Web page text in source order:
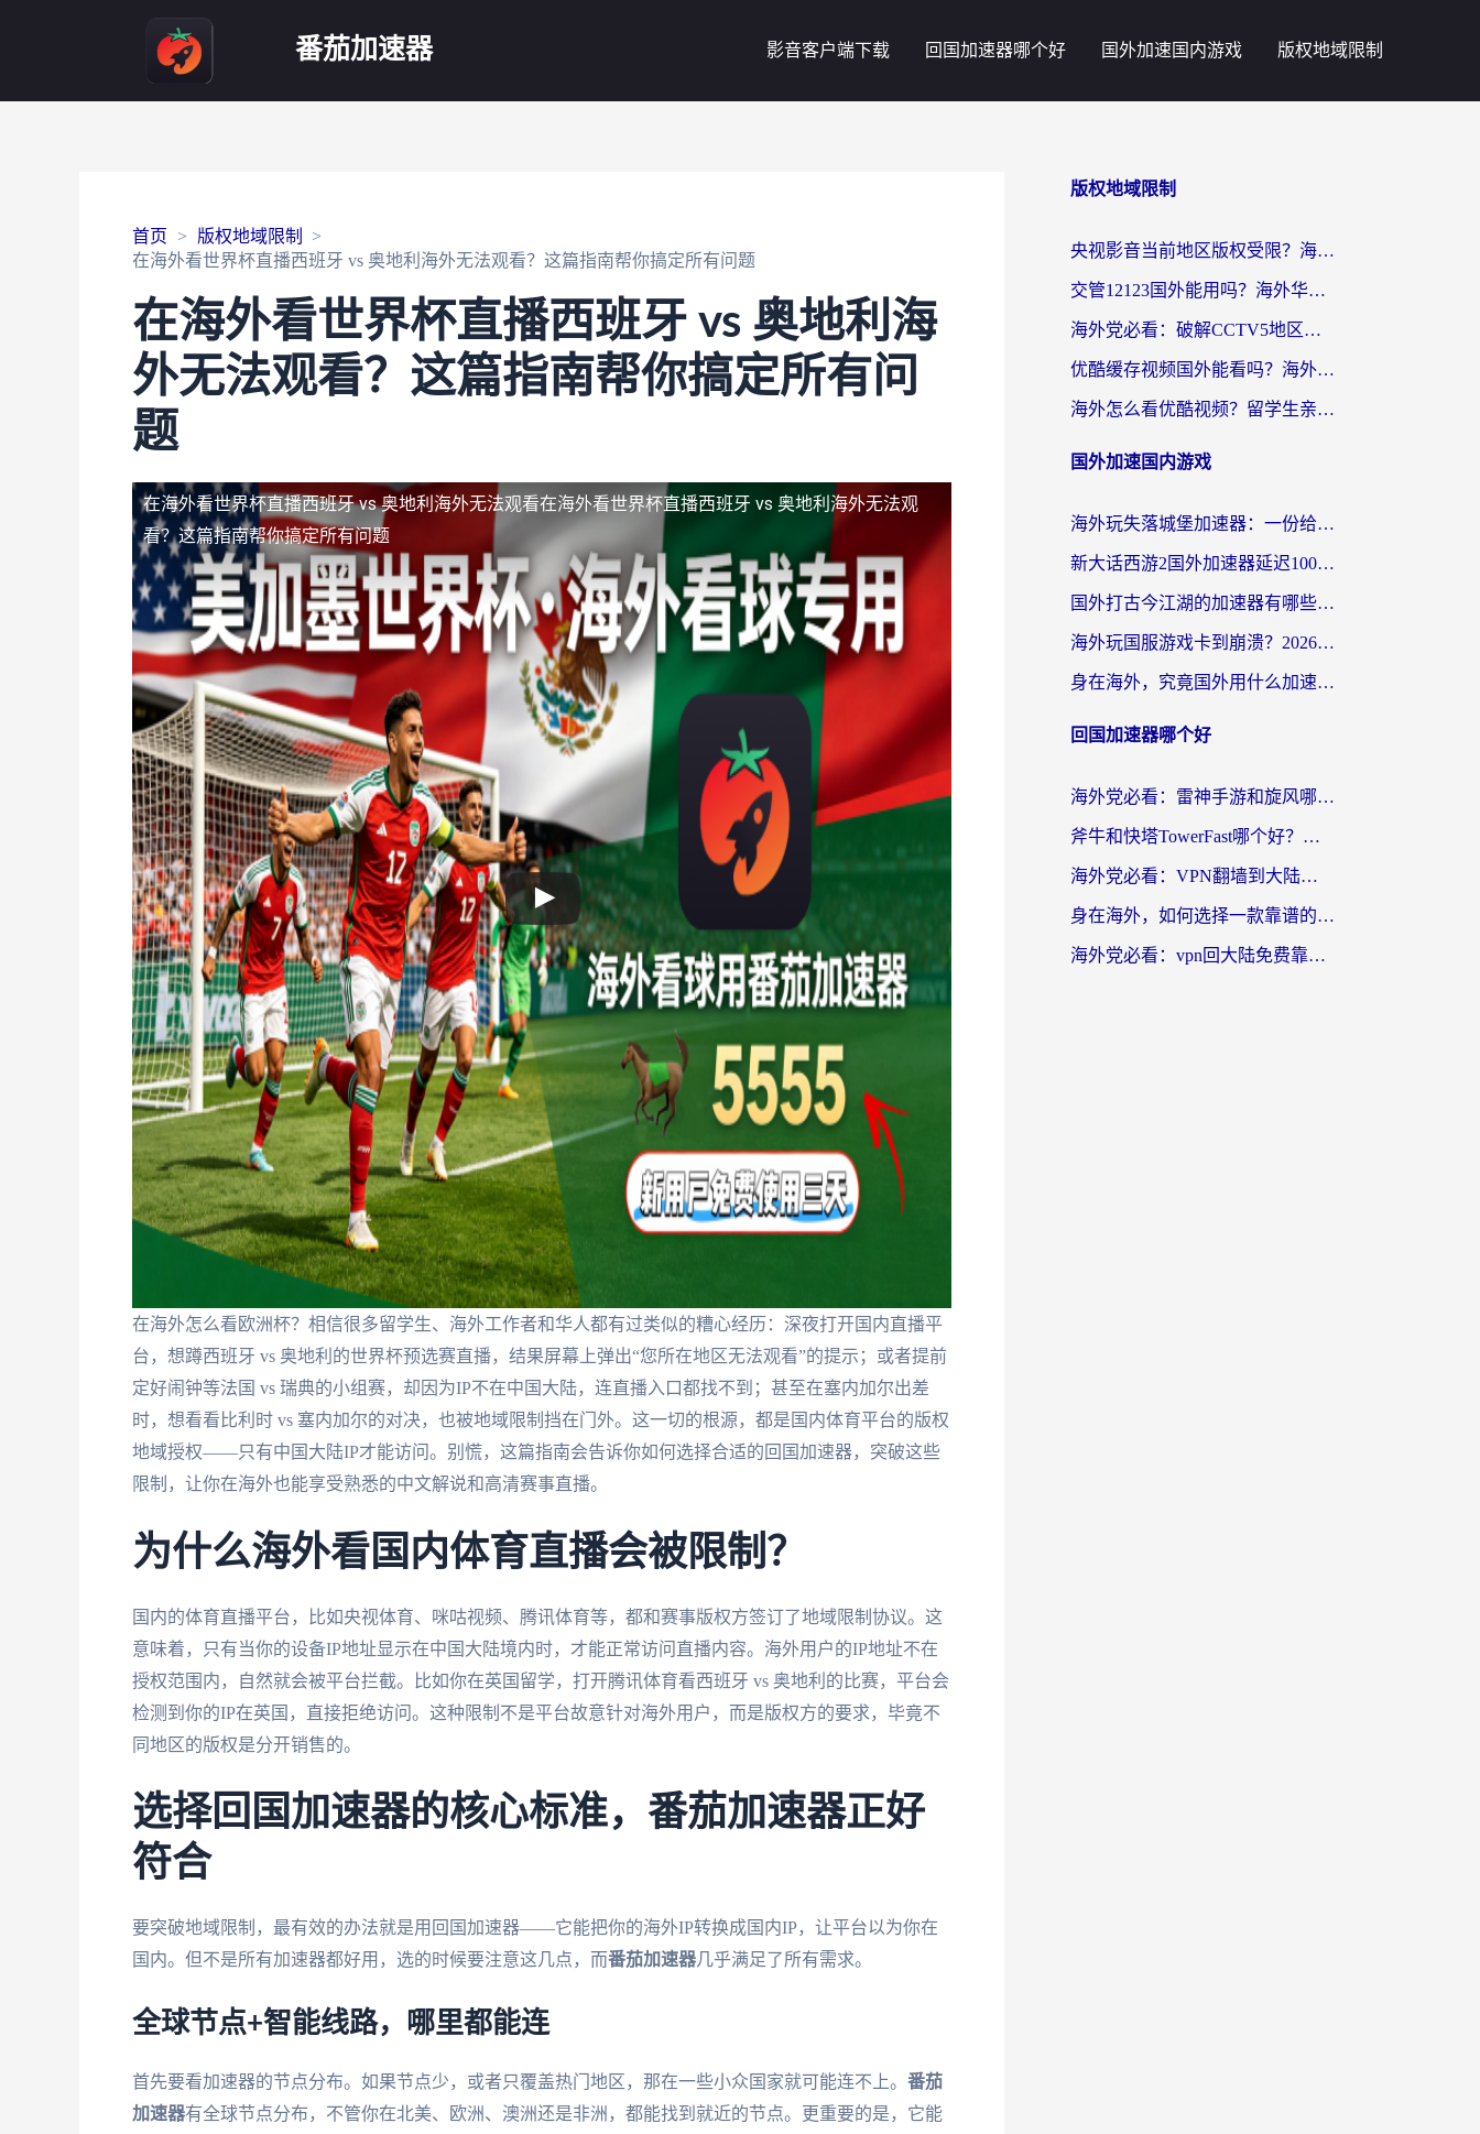
番茄加速器 影音客户端下载 回国加速器哪个好 国外加速国内游戏 版权地域限制
首页
版权地域限制
在海外看世界杯直播西班牙 vs 奥地利海外无法观看？这篇指南帮你搞定所有问题
在海外看世界杯直播西班牙 vs 奥地利海
外无法观看？这篇指南帮你搞定所有问
题
在海外看世界杯直播西班牙 vs 奥地利海外无法观看在海外看世界杯直播西班牙 vs 奥地利海外无法观
看？这篇指南帮你搞定所有问题
在海外怎么看欧洲杯？相信很多留学生、海外工作者和华人都有过类似的糟心经历：深夜打开国内直播平
台，想蹲西班牙 vs 奥地利的世界杯预选赛直播，结果屏幕上弹出“您所在地区无法观看”的提示；或者提前
定好闹钟等法国 vs 瑞典的小组赛，却因为IP不在中国大陆，连直播入口都找不到；甚至在塞内加尔出差
时，想看看比利时 vs 塞内加尔的对决，也被地域限制挡在门外。这一切的根源，都是国内体育平台的版权
地域授权——只有中国大陆IP才能访问。别慌，这篇指南会告诉你如何选择合适的回国加速器，突破这些
限制，让你在海外也能享受熟悉的中文解说和高清赛事直播。
为什么海外看国内体育直播会被限制？
国内的体育直播平台，比如央视体育、咪咕视频、腾讯体育等，都和赛事版权方签订了地域限制协议。这
意味着，只有当你的设备IP地址显示在中国大陆境内时，才能正常访问直播内容。海外用户的IP地址不在
授权范围内，自然就会被平台拦截。比如你在英国留学，打开腾讯体育看西班牙 vs 奥地利的比赛，平台会
检测到你的IP在英国，直接拒绝访问。这种限制不是平台故意针对海外用户，而是版权方的要求，毕竟不
同地区的版权是分开销售的。
选择回国加速器的核心标准，番茄加速器正好
符合
要突破地域限制，最有效的办法就是用回国加速器——它能把你的海外IP转换成国内IP，让平台以为你在
国内。但不是所有加速器都好用，选的时候要注意这几点，而番茄加速器几乎满足了所有需求。
全球节点+智能线路，哪里都能连
首先要看加速器的节点分布。如果节点少，或者只覆盖热门地区，那在一些小众国家就可能连不上。 番茄
加速器有全球节点分布，不管你在北美、欧洲、澳洲还是非洲，都能找到就近的节点。更重要的是，它能
版权地域限制
央视影音当前地区版权受限？海外党追剧看片的终极解决方案来了
交管12123国外能用吗？海外华人亲测有效的回国加速器选择指南
海外党必看：破解CCTV5地区限制，这样看欧洲杯奥运直播才够爽！
优酷缓存视频国外能看吗？海外党追剧看片的终极解决方案来了
海外怎么看优酷视频？留学生亲测有效的回国加速器选择指南
国外加速国内游戏
海外玩失落城堡加速器：一份给漂泊玩家的网络自救指南
新大话西游2国外加速器延迟100以下怎么办？海外党实测有效的低延迟指南
国外打古今江湖的加速器有哪些游戏？一个海外玩家的终极选择指南
海外玩国服游戏卡到崩溃？2026加速器免费推荐+实用指南（亲测有效）
身在海外，究竟国外用什么加速器打wow好？
回国加速器哪个好
海外党必看：雷神手游和旋风哪个好？3分钟选对回国加速器，无缝刷国内剧玩游戏
斧牛和快塔TowerFast哪个好？海外党如何选对回国加速器
海外党必看：VPN翻墙到大陆的实用指南——从看CCTV5到选加速器，一篇全搞定
身在海外，如何选择一款靠谱的加速国内网络的加速器？
海外党必看：vpn回大陆免费靠谱吗？3步选对加速器实现无缝刷国内资源